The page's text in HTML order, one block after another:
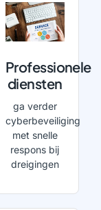
Professionele
diensten
ga verder
cyberbeveiliging
met snelle
respons bij
dreigingen